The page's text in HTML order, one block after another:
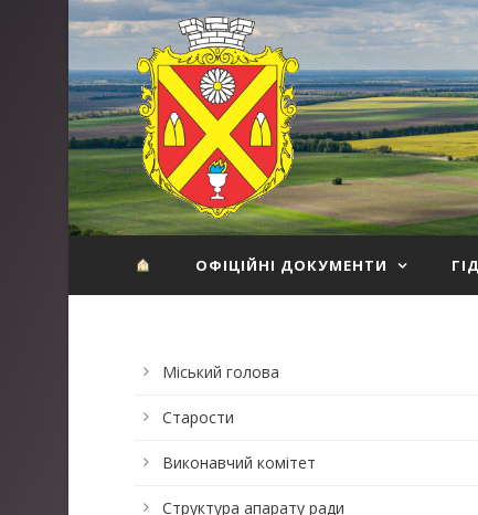
ОФІЦІЙНІ ДОКУМЕНТИ
Міський голова
Старости
Виконавчий комітет
Структура апарату ради